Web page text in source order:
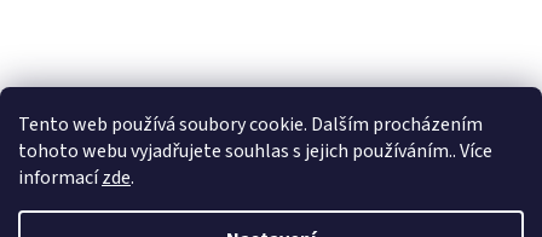
Tento web používá soubory cookie. Dalším procházením
tohoto webu vyjadřujete souhlas s jejich používáním.. Více
informacízde.
Vytvořil Shoptet